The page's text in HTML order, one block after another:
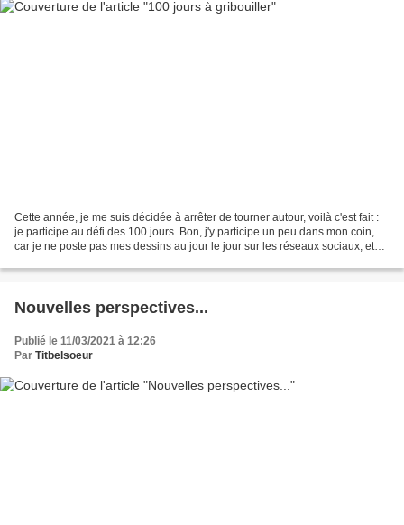
Cette année, je me suis décidée à arrêter de tourner autour, voilà c'est fait :
je participe au défi des 100 jours. Bon, j'y participe un peu dans mon coin,
car je ne poste pas mes dessins au jour le jour sur les réseaux sociaux, et
Nouvelles perspectives...
Publié le 11/03/2021 à 12:26
Par Titbelsoeur